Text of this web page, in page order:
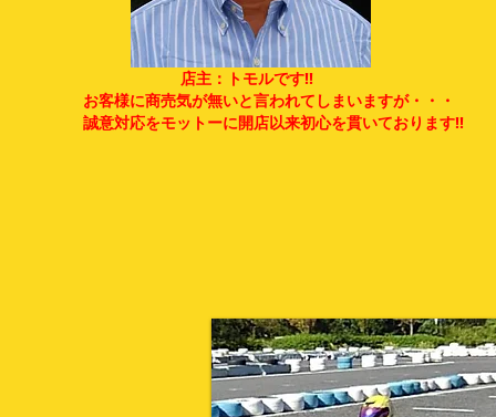
店主：トモルです!!
お客様に商売気が無いと言われてしまいますが・・・
誠意対応をモットーに開店以来初心を貫いております!!